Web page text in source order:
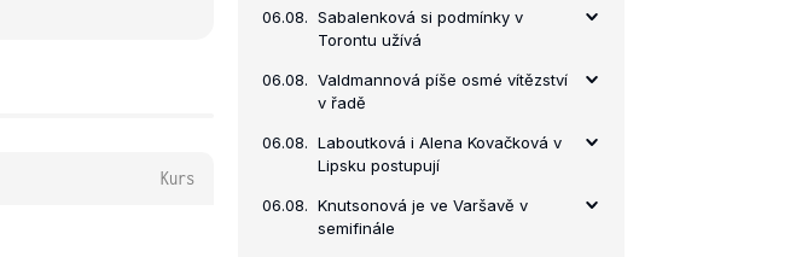
Kurs
06.08. Sabalenková si podmínky v
Torontu užívá
06.08. Valdmannová píše osmé vítězství
v řadě
06.08. Laboutková i Alena Kovačková v
Lipsku postupují
06.08. Knutsonová je ve Varšavě v
semifinále